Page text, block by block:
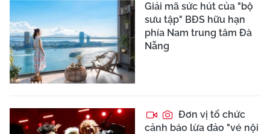
Giải mã sức hút của "bộ
sưu tập" BĐS hữu hạn
phía Nam trung tâm Đà
Nẵng
Đơn vị tổ chức
cảnh báo lừa đảo "vé nội